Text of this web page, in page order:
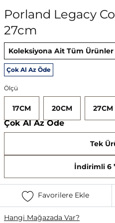
Porland Legacy
27cm
Koleksiyona Ait Tüm Ürünler
Çok Al Az Öde
Çok Al Az Öde
Tek
İndirimli 6
Ölçü
17CM 20CM 27CM
Favorilere Ekle
Hangi Mağazada Var?